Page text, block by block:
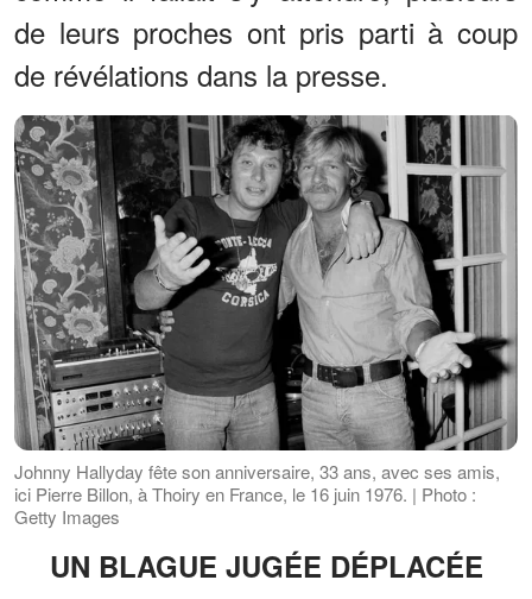
de leurs proches ont pris parti à coup
de révélations dans la presse.
Johnny Hallyday fête son anniversaire, 33 ans, avec ses amis,
ici Pierre Billon, à Thoiry en France, le 16 juin 1976. | Photo :
Getty Images
UN BLAGUE JUGÉE DÉPLACÉE